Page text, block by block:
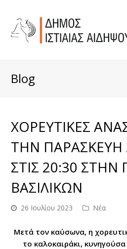
Blog
ΧΟΡΕΥΤΙΚΕΣ
ΤΗΝ ΠΑΡΑΣΚΕΥΗ
ΣΤΙΣ 20:30 ΣΤΗΝ
ΒΑΣΙΛΙΚΩΝ
26 Ιουλίου 2023 Νέα
Μετά τον καύσωνα, η
το καλοκαιράκι,